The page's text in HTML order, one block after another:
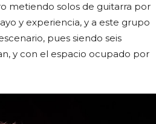
metiendo solos de guitarra por
y experiencia, y a este grupo
pues siendo seis
y con el espacio ocupado por